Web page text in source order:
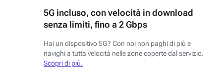
5G incluso, con velocità in download
senza limiti, fino a 2 Gbps
Hai un dispositivo 5G? Con noi non paghi di più e
navighi a tutta velocità nelle zone coperte dal servizio.
Scopri di più.